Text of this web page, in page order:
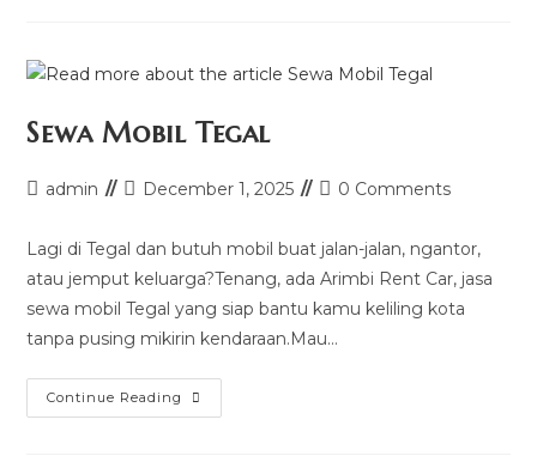
Sewa Mobil Tegal
Postadmin
Post
modified:
December 1, 2025
Post0 Comments
Lagi di Tegal dan butuh mobil buat jalan-jalan, ngantor,
atau jemput keluarga?Tenang, ada Arimbi Rent Car, jasa
sewa mobil Tegal yang siap bantu kamu keliling kota
tanpa pusing mikirin kendaraan.Mau…
Continue Reading Sewa
Mobil